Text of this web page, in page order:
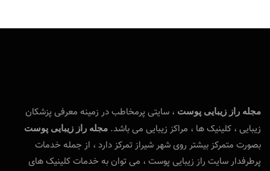
مجله راز زیبایی پوست ، سایتی پرمخاطب در زمینه معرفی پزشکان
زیبایی ، کلینیک ها ، مراکز زیبایی می باشد. مجله راز زیبایی پوست
بصورت متمرکز بیشتر روی شهر شیراز تمرکز دارد ، از جمله خدمات
پرطرفدار سایت راز زیبایی پوست ، می توان به خدمات کلینیک های